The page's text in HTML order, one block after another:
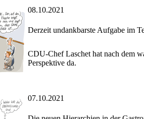
08.10.2021
Derzeit undankbarste Aufgabe im
CDU-Chef Laschet hat nach dem
Perspektive da.
07.10.2021